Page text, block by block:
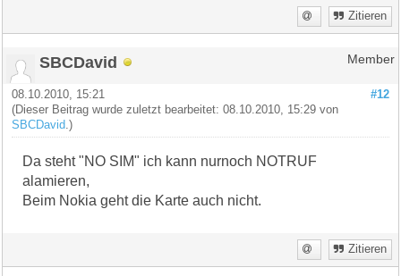
Zitieren
SBCDavid Member
#12
08.10.2010, 15:21
(Dieser Beitrag wurde zuletzt bearbeitet: 08.10.2010, 15:29 von
SBCDavid .)
Da steht "NO SIM" ich kann nurnoch NOTRUF
alamieren,
Beim Nokia geht die Karte auch nicht.
Zitieren